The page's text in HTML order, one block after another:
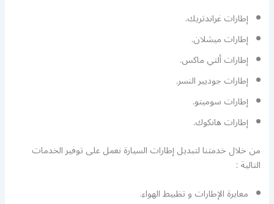
إطارات غراندتريك.
إطارات ميشلان.
إطارات ألتي ماكس.
إطارات جوديير النسر.
إطارات سوميتو.
إطارات هانكوك.
من خلال خدمتنا لتبديل إطارات السيارة نعمل على توفير الخدمات
التالية :
معايرة الإطارات و تظبيط الهواء.